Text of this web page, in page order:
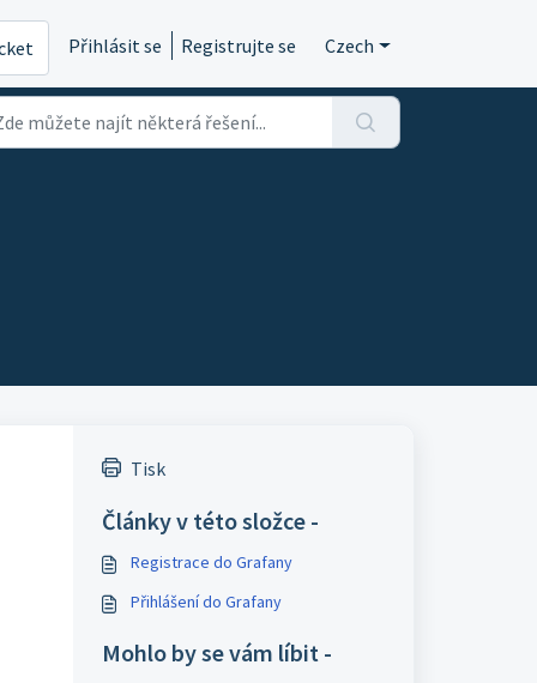
Přihlásit se Registrujte se Czech
Tisk
Články v této složce -
Registrace do Grafany
Přihlášení do Grafany
Mohlo by se vám líbit -